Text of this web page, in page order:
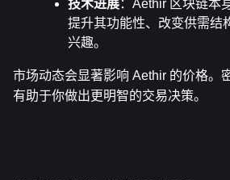
技术进展：Aethir 区块链本
提升其功能性、改变供需结
兴趣。
市场动态会显著影响 Aethir 的价格。
有助于你做出更明智的交易决策。